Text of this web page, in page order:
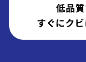
低品
すぐにク